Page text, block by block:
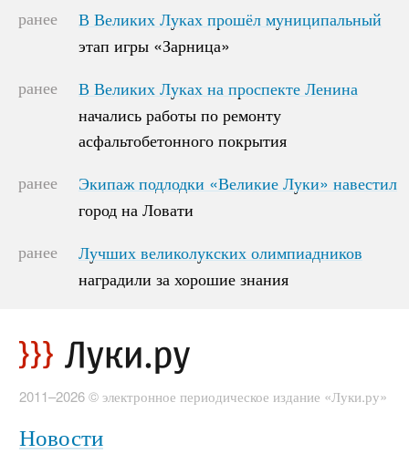
ранее
В Великих Луках прошёл муниципальный
этап игры «Зарница»
В Великих Луках прошёл муниципальный
этап игры «Зарница»
ранее
В Великих Луках на проспекте Ленина
начались работы по ремонту
асфальтобетонного покрытия
В Великих Луках на проспекте Ленина
начались работы по ремонту
асфальтобетонного покрытия
ранее
Экипаж подлодки «Великие Луки» навестил
город на Ловати
Экипаж подлодки «Великие Луки» навестил
город на Ловати
ранее
Лучших великолукских олимпиадников
наградили за хорошие знания
Лучших великолукских олимпиадников
наградили за хорошие знания
2011–2026 © электронное периодическое издание «Луки.ру»
Новости